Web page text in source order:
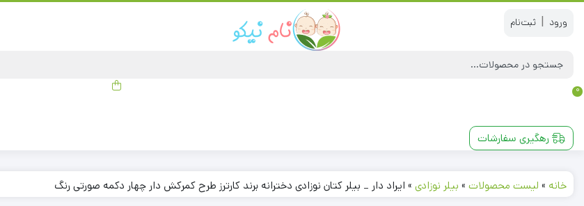
|
0
رهگیری سفارشات
خانه » لیست محصولات » بیلر نوزادی » ایراد دار _ بیلر کتان نوزادی دخترانه برند کارترز طرح کمرکش دار چهار دکمه صورتی رنگ